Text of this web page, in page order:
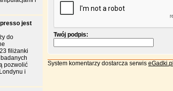
Twój podpis:
System komentarzy dostarcza serwis eGadki.pl
jest
do
filiżanki
pozwolić
i